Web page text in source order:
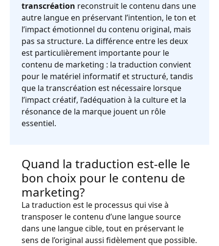
Défense & Sécurité
Tous les secteurs
transcréation reconstruit le contenu dans une
autre langue en préservant l’intention, le ton et
l’impact émotionnel du contenu original, mais
pas sa structure. La différence entre les deux
est particulièrement importante pour le
contenu de marketing : la traduction convient
pour le matériel informatif et structuré, tandis
que la transcréation est nécessaire lorsque
l’impact créatif, l’adéquation à la culture et la
résonance de la marque jouent un rôle
essentiel.
Quand la traduction est-elle le
bon choix pour le contenu de
marketing?
La traduction est le processus qui vise à
transposer le contenu d’une langue source
dans une langue cible, tout en préservant le
sens de l’original aussi fidèlement que possible.